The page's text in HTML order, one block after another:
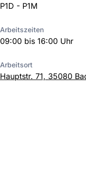
P1D - P1M
Arbeitszeiten
09:00 bis 16:00 Uhr
Arbeitsort
Hauptstr. 71, 35080